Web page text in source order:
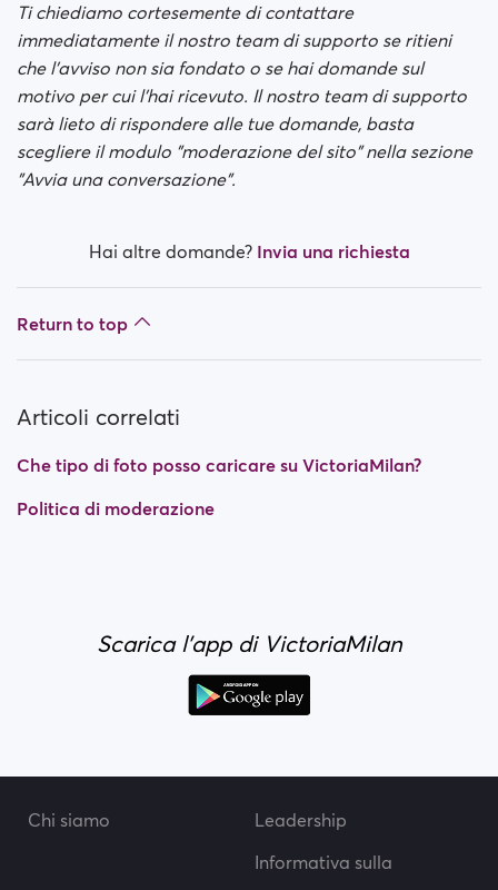
Ti chiediamo cortesemente di contattare
immediatamente il nostro team di supporto se ritieni
che l'avviso non sia fondato o se hai domande sul
motivo per cui l'hai ricevuto. Il nostro team di supporto
sarà lieto di rispondere alle tue domande, basta
scegliere il modulo "moderazione del sito" nella sezione
"Avvia una conversazione".
Hai altre domande? Invia una richiesta
Return to top
Articoli correlati
Che tipo di foto posso caricare su VictoriaMilan?
Politica di moderazione
Scarica l'app di VictoriaMilan
Chi siamo Leadership
Informativa sulla